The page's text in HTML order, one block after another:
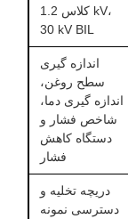
کلاس 1.2 kV،
30 kV BIL
اندازه گیری
سطح روغن،
اندازه گیری دما،
شاخص فشار و
دستگاه کاهش
فشار
دریچه تخلیه و
دسترسی نمونه